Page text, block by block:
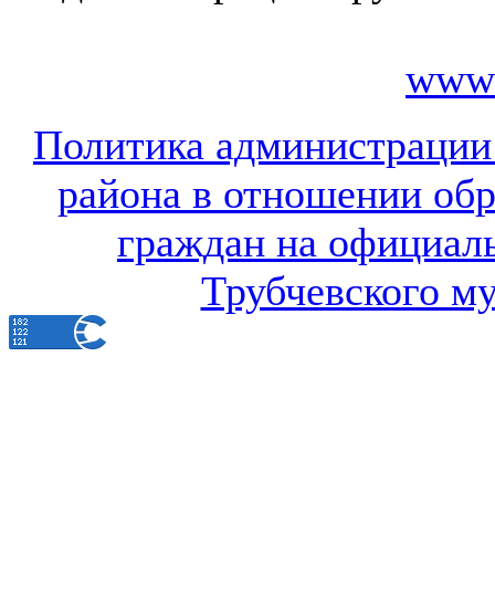
Политика
района в отношении
граждан на
Трубчевского